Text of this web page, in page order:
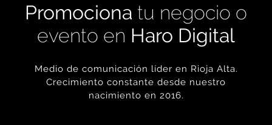
Promociona tu negocio o
evento en Haro Digital
Medio de comunicación líder en Rioja Alta.
Crecimiento constante desde nuestro
nacimiento en 2016.